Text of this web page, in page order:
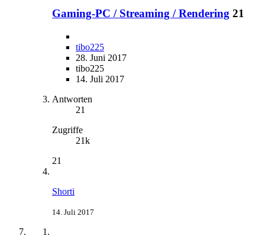
Gaming-PC / Streaming / Rendering 21
tibo225
28. Juni 2017
tibo225
14. Juli 2017
Antworten
21
Zugriffe
21k
21
Shorti
14. Juli 2017